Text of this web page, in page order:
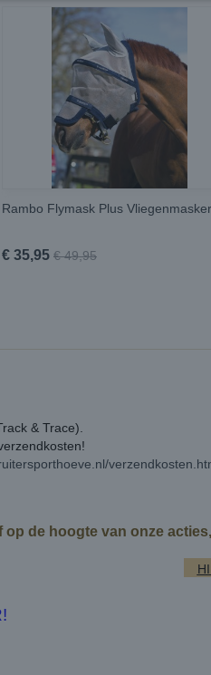
Rambo Flymask Plus Vliegenmasker
€ 35,95 € 49,95
& Trace).
op de hoogte van onze